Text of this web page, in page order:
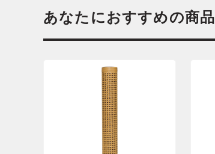
あなたにおすすめの商品